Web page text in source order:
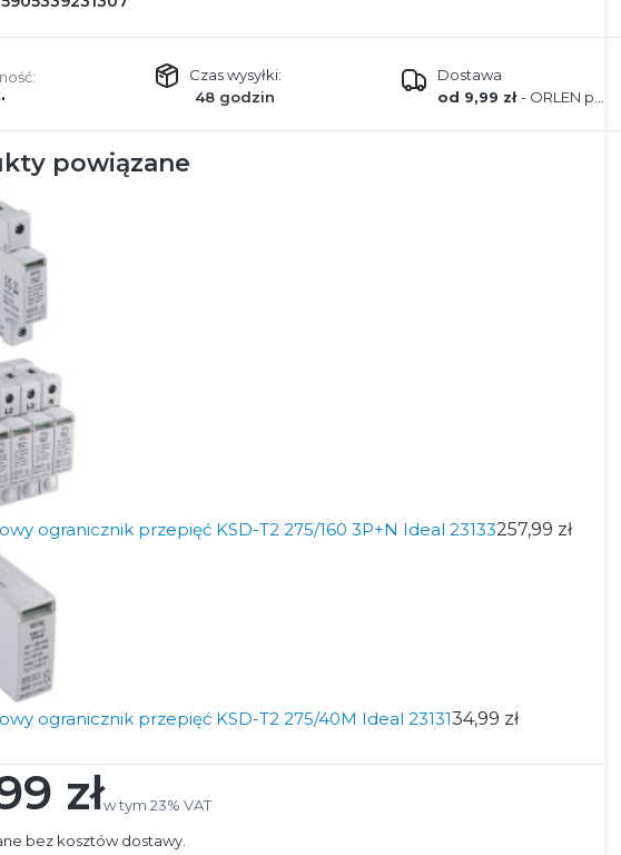
Czas wysyłki:
48 godzin
Dostawa
od 9,99 zł- ORLEN paczka
powiązane
ogranicznik przepięć KSD-T2 275/160 3P+N Ideal 23133257,99 zł
ogranicznik przepięć KSD-T2 275/40M Ideal 2313134,99 zł
złw tym 23% VAT
w tym 23% VAT
bez kosztów dostawy.